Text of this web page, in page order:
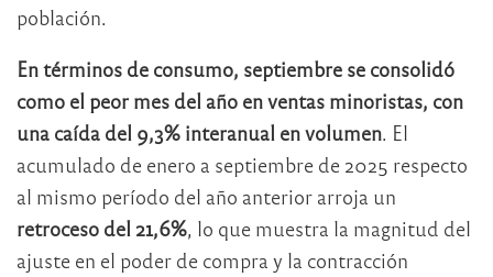
población.
En términos de consumo, septiembre se consolidó
como el peor mes del año en ventas minoristas, con
una caída del 9,3% interanual en volumen. El
acumulado de enero a septiembre de 2025 respecto
al mismo período del año anterior arroja un
retroceso del 21,6%, lo que muestra la magnitud del
ajuste en el poder de compra y la contracción